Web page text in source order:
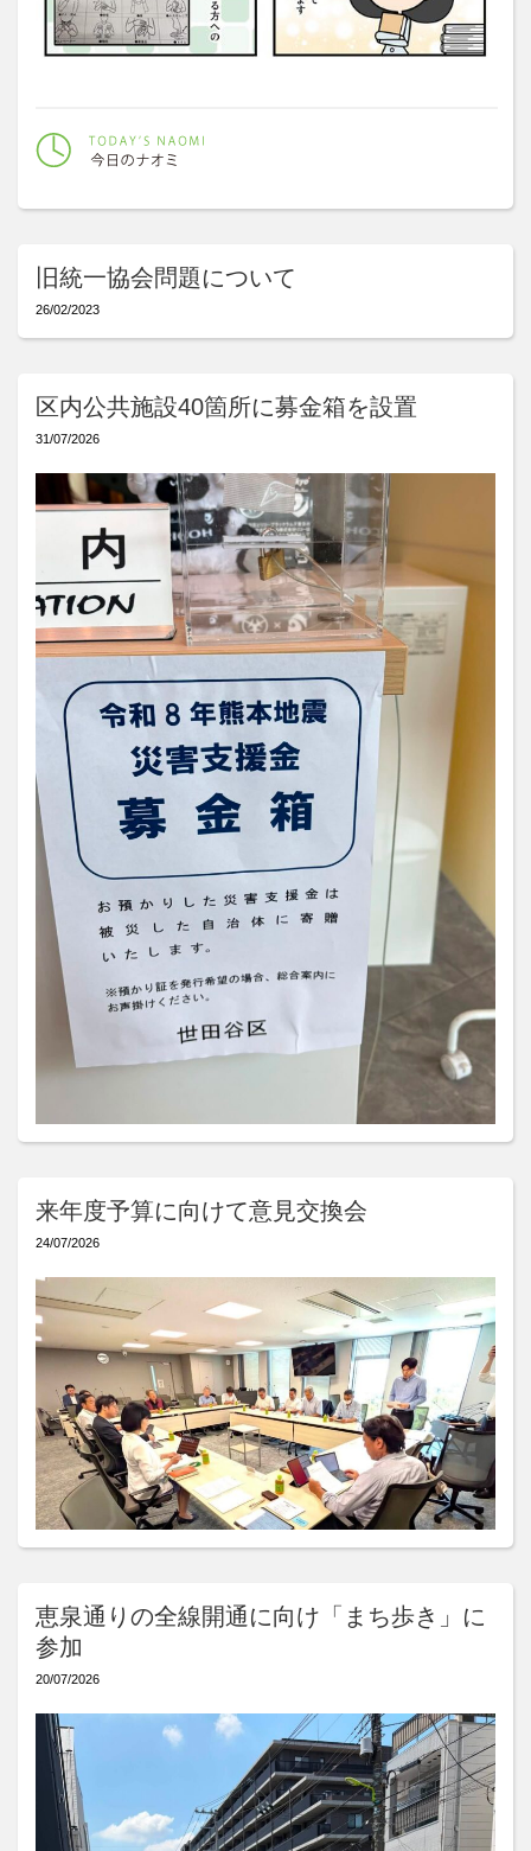
旧統一協会問題について
26/02/2023
区内公共施設40箇所に募金箱を設置
31/07/2026
来年度予算に向けて意見交換会
24/07/2026
恵泉通りの全線開通に向け「まち歩き」に
参加
20/07/2026